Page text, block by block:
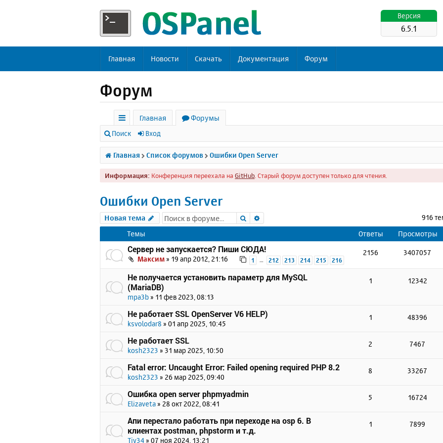
Версия
6.5.1
Главная Новости Скачать Документация Форум
Форум
с
ы
л
к
Главная
Форумы
Поиск Вход
Главная Список форумов Ошибки Open Server
Информация: Конференция переехала на GitHub . Старый форум доступен только для чтения.
Ошибки Open Server
Новая тема Поиск 916
Темы
Ответы Просмотры
Сервер не запускается? Пиши СЮДА!
Максим» 19 апр 2012, 21:16 1 212 213 214 215 216
2156 3407057
Не получается установить параметр для MySQL
(MariaDB)
mpa3b » 11 фев 2023, 08:13
1 12342
Не работает SSL OpenServer V6 HELP)
ksvolodar8 » 01 апр 2025, 10:45
1 48396
Не работает SSL
kosh2323 » 31 мар 2025, 10:50
2 7467
Fatal error: Uncaught Error: Failed opening required PHP 8.2
kosh2323 » 26 мар 2025, 09:40
8 33267
Ошибка open server phpmyadmin
Elizaveta » 28 окт 2022, 08:41
5 16724
Апи перестало работать при переходе на osp 6. В
клиентах postman, phpstorm и т.д.
Tiv34 » 07 ноя 2024, 13:21
1 7899